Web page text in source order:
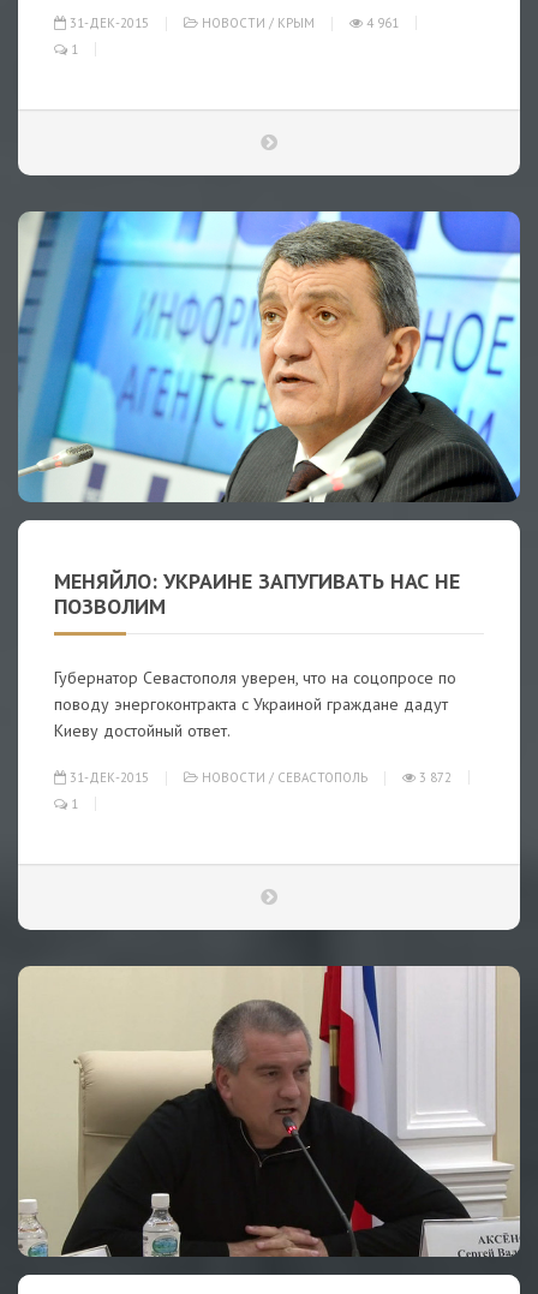
31-ДЕК-2015 НОВОСТИ / КРЫМ
4 961
1
МЕНЯЙЛО: УКРАИНЕ ЗАПУГИВАТЬ НАС НЕ
ПОЗВОЛИМ
Губернатор Севастополя уверен, что на соцопросе по
поводу энергоконтракта с Украиной граждане дадут
Киеву достойный ответ.
31-ДЕК-2015 НОВОСТИ / СЕВАСТОПОЛЬ
3 872
1